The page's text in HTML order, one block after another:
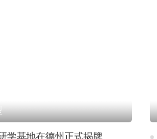
学基地在德州正式揭牌